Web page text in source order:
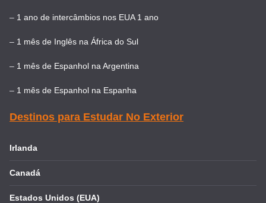
– 1 ano de intercâmbios nos EUA 1 ano
– 1 mês de Inglês na África do Sul
– 1 mês de Espanhol na Argentina
– 1 mês de Espanhol na Espanha
Destinos para Estudar No Exterior
Irlanda
Canadá
Estados Unidos (EUA)